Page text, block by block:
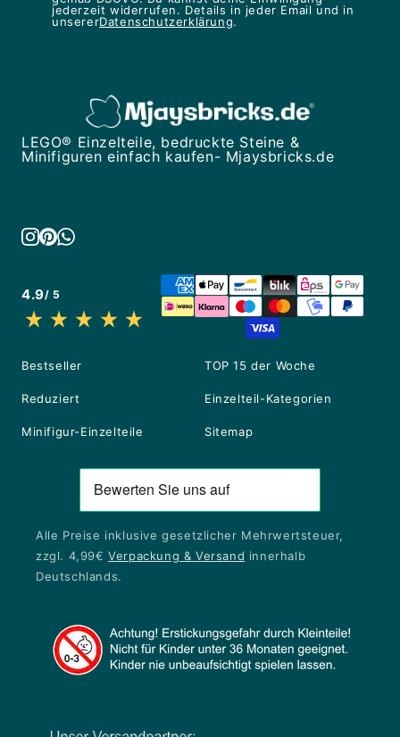
jederzeit widerrufen. Details in jeder Email und in
unsererDatenschutzerklärung.
LEGO® Einzelteile, bedruckte Steine &
Minifiguren einfach kaufen- Mjaysbricks.de
4.9/ 5
Bestseller TOP 15 der Woche
Reduziert Einzelteil-Kategorien
Minifigur-Einzelteile Sitemap
Alle Preise inklusive gesetzlicher Mehrwertsteuer,
zzgl. 4,99€Verpackung & Versand innerhalb
Deutschlands.